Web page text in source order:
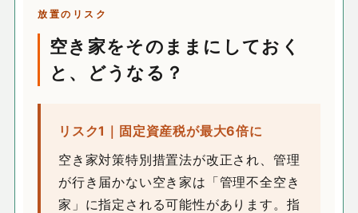
放置のリスク
空き家をそのままにしておく
と、どうなる？
リスク1｜固定資産税が最大6倍に
空き家対策特別措置法が改正され、管理
が行き届かない空き家は「管理不全空き
家」に指定される可能性があります。指